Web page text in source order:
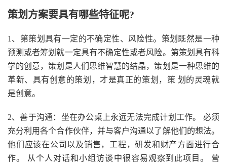
策划方案要具有哪些特征呢?
1、第策划具有一定的不确定性、风险性。策划既然是一种
预测或者筹划就一定具有不确定性或者风险。第策划具有科
学的创意，策划是人们思维智慧的结晶，策划是一种思维的
革新、具有创意的策划，才是真正的策划，策 划的灵魂就
是创意。
2、善于沟通：坐在办公桌上永远无法完成计划工作。 必须
充分利用各个合作伙伴，并与客户沟通以了解他们的想法。
他们应该在公司以及销售，工程，研发和财产方面进行合
作。 从个人对话和小组访谈中很容易观察到此项目。 营